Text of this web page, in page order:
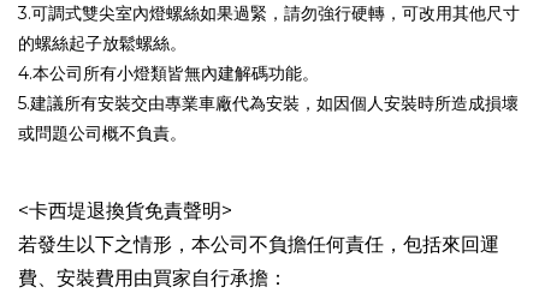
3.可調式雙尖室內燈螺絲如果過緊，請勿強行硬轉，可改用其他尺寸
的螺絲起子放鬆螺絲。
4.本公司所有小燈類皆無內建解碼功能。
5.建議所有安裝交由專業車廠代為安裝，如因個人安裝時所造成損壞
或問題公司概不負責。
<卡西堤退換貨免責聲明>
若發生以下之情形，本公司不負擔任何責任，包括來回運
費、安裝費用由買家自行承擔：